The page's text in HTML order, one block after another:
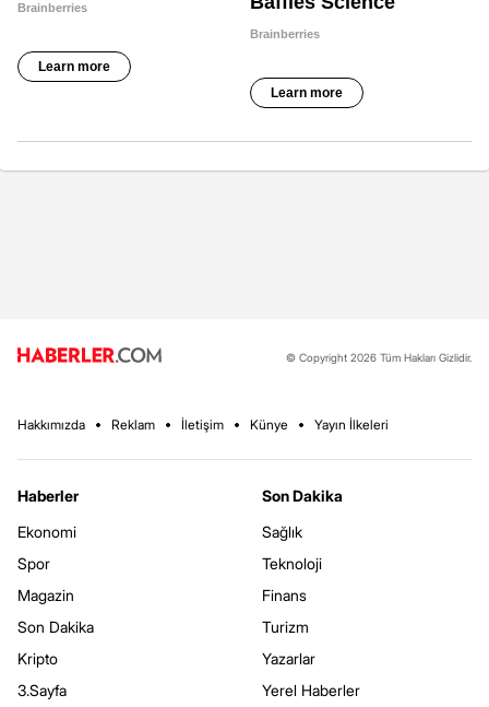
© Copyright 2026 Tüm Hakları Gizlidir.
Hakkımızda Reklam İletişim Künye Yayın İlkeleri
Haberler
Ekonomi
Spor
Magazin
Son Dakika
Kripto
3.Sayfa
Son Dakika
Sağlık
Teknoloji
Finans
Turizm
Yazarlar
Yerel Haberler